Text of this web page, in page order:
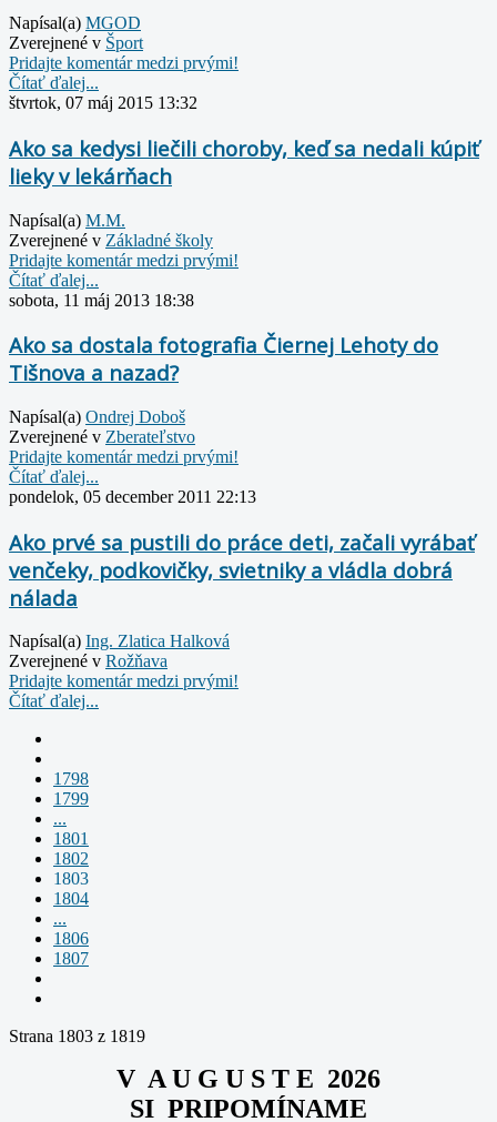
Napísal(a) MGOD
Zverejnené v Šport
Pridajte komentár medzi prvými!
Čítať ďalej...
štvrtok, 07 máj 2015 13:32
Ako sa kedysi liečili choroby, keď sa nedali kúpiť
lieky v lekárňach
Napísal(a) M.M.
Zverejnené v Základné školy
Pridajte komentár medzi prvými!
Čítať ďalej...
sobota, 11 máj 2013 18:38
Ako sa dostala fotografia Čiernej Lehoty do
Tišnova a nazad?
Napísal(a) Ondrej Doboš
Zverejnené v Zberateľstvo
Pridajte komentár medzi prvými!
Čítať ďalej...
pondelok, 05 december 2011 22:13
Ako prvé sa pustili do práce deti, začali vyrábať
venčeky, podkovičky, svietniky a vládla dobrá
nálada
Napísal(a) Ing. Zlatica Halková
Zverejnené v Rožňava
Pridajte komentár medzi prvými!
Čítať ďalej...
1798
1799
...
1801
1802
1803
1804
...
1806
1807
Strana 1803 z 1819
V A U G U S T E 2026
SI PRIPOMÍNAME